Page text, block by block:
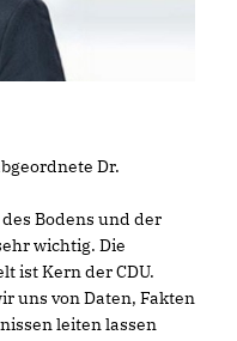
Dr.
Bodens und der
wichtig. Die
ist Kern der CDU.
uns von Daten, Fakten
leiten lassen